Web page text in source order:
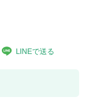
LINEで送る